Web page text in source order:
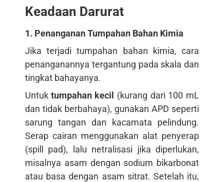
Keadaan Darurat
1. Penanganan Tumpahan Bahan Kimia
Jika terjadi tumpahan bahan kimia, cara
penanganannya tergantung pada skala dan
tingkat bahayanya.
Untuk tumpahan kecil (kurang dari 100 mL
dan tidak berbahaya), gunakan APD seperti
sarung tangan dan kacamata pelindung.
Serap cairan menggunakan alat penyerap
(spill pad), lalu netralisasi jika diperlukan,
misalnya asam dengan sodium bikarbonat
atau basa dengan asam sitrat. Setelah itu,